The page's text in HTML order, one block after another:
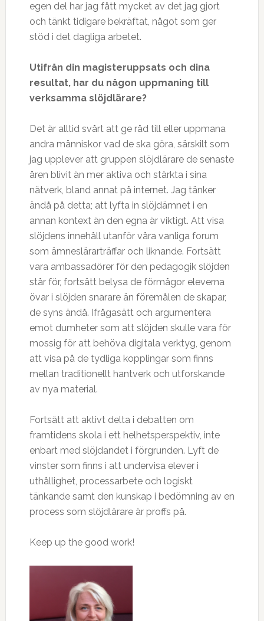
egen del har jag fått mycket av det jag gjort
och tänkt tidigare bekräftat, något som ger
stöd i det dagliga arbetet.
Utifrån din magisteruppsats och dina
resultat, har du någon uppmaning till
verksamma slöjdlärare?
Det är alltid svårt att ge råd till eller uppmana
andra människor vad de ska göra, särskilt som
jag upplever att gruppen slöjdlärare de senaste
åren blivit än mer aktiva och stärkta i sina
nätverk, bland annat på internet. Jag tänker
ändå på detta; att lyfta in slöjdämnet i en
annan kontext än den egna är viktigt. Att visa
slöjdens innehåll utanför våra vanliga forum
som ämneslärarträffar och liknande. Fortsätt
vara ambassadörer för den pedagogik slöjden
står för, fortsätt belysa de förmågor eleverna
övar i slöjden snarare än föremålen de skapar,
de syns ändå. Ifrågasätt och argumentera
emot dumheter som att slöjden skulle vara för
mossig för att behöva digitala verktyg, genom
att visa på de tydliga kopplingar som finns
mellan traditionellt hantverk och utforskande
av nya material.
Fortsätt att aktivt delta i debatten om
framtidens skola i ett helhetsperspektiv, inte
enbart med slöjdandet i förgrunden. Lyft de
vinster som finns i att undervisa elever i
uthållighet, processarbete och logiskt
tänkande samt den kunskap i bedömning av en
process som slöjdlärare är proffs på.
Keep up the good work!